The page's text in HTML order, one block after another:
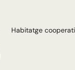
Habitatge